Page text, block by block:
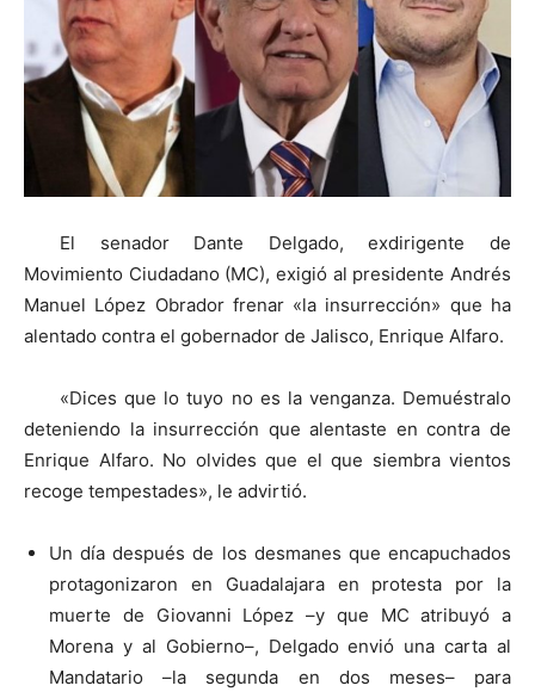
El senador Dante Delgado, exdirigente de
Movimiento Ciudadano (MC), exigió al presidente Andrés
Manuel López Obrador frenar «la insurrección» que ha
alentado contra el gobernador de Jalisco, Enrique Alfaro.
«Dices que lo tuyo no es la venganza. Demuéstralo
deteniendo la insurrección que alentaste en contra de
Enrique Alfaro. No olvides que el que siembra vientos
recoge tempestades», le advirtió.
Un día después de los desmanes que encapuchados
protagonizaron en Guadalajara en protesta por la
muerte de Giovanni López –y que MC atribuyó a
Morena y al Gobierno–, Delgado envió una carta al
Mandatario –la segunda en dos meses– para